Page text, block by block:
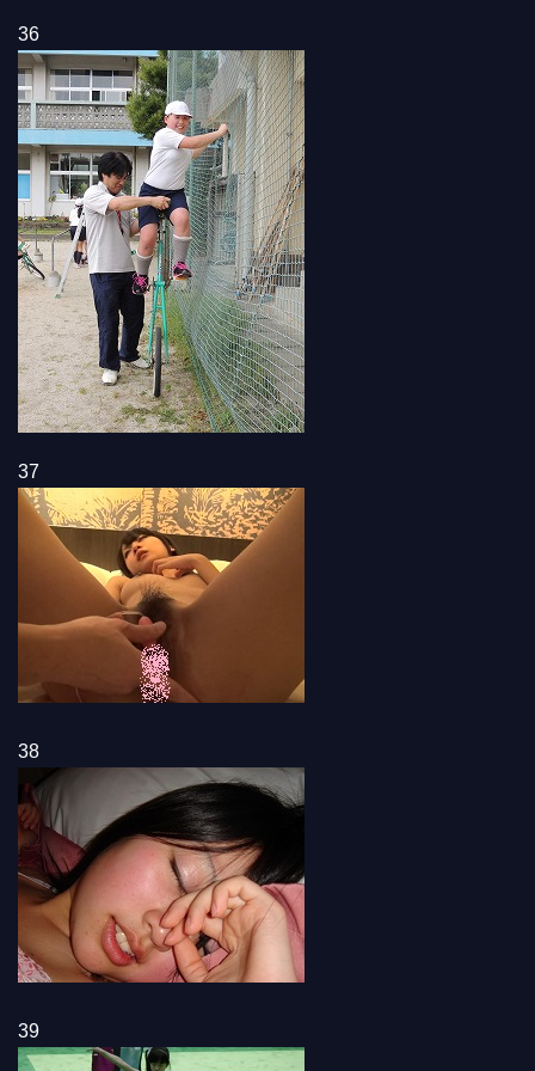
36
37
38
39